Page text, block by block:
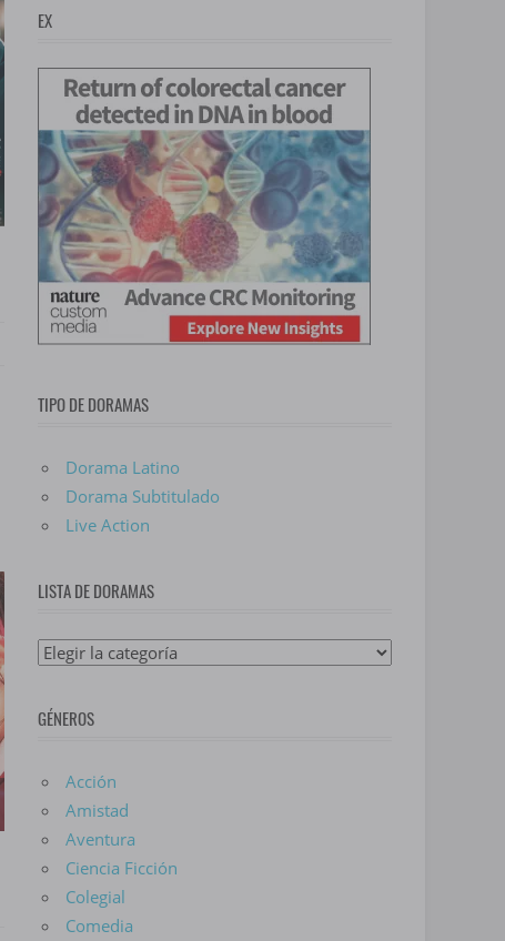
EX
TIPO DE DORAMAS
Dorama Latino
Dorama Subtitulado
Live Action
LISTA DE DORAMAS
Lista
Doramas
GÉNEROS
Acción
Amistad
Aventura
Ciencia Ficción
Colegial
Comedia